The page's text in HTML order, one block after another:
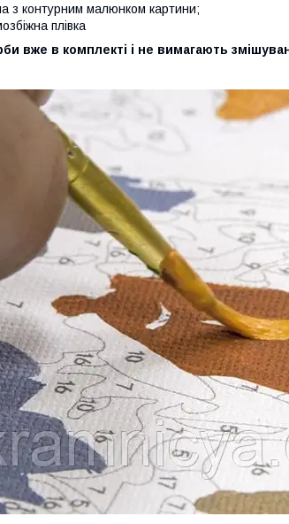
з контурним малюнком картини;
плівка
вже в комплекті і не вимагають